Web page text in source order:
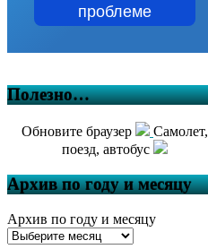
проблеме
Полезно…
Обновите браузер
Самолет,
поезд, автобус
Архив по году и месяцу
Архив по году и месяцу